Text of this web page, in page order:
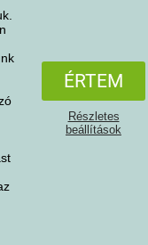
ÉRTEM
Részletes
beállítások
4home, a.s.